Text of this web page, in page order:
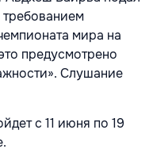
мира на
предусмотрено
Слушание
с 11 июня по 19